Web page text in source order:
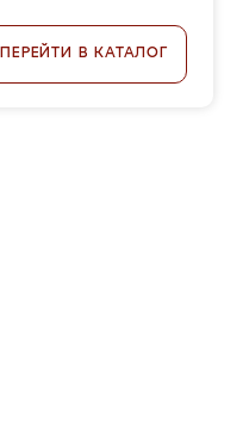
ПЕРЕЙТИ В КАТАЛОГ